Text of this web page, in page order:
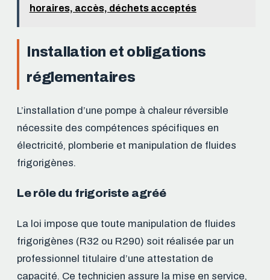
horaires, accès, déchets acceptés
Installation et obligations
réglementaires
L’installation d’une pompe à chaleur réversible
nécessite des compétences spécifiques en
électricité, plomberie et manipulation de fluides
frigorigènes.
Le rôle du frigoriste agréé
La loi impose que toute manipulation de fluides
frigorigènes (R32 ou R290) soit réalisée par un
professionnel titulaire d’une attestation de
capacité. Ce technicien assure la mise en service,